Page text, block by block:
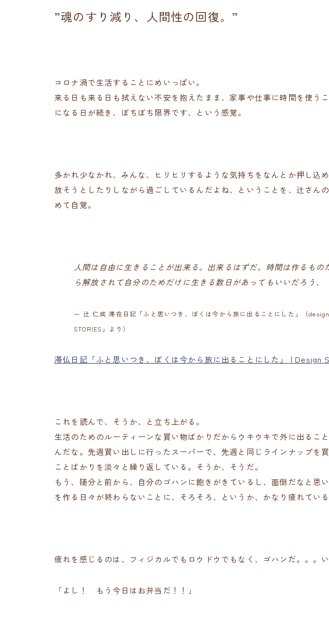
”魂のすり減り、人間性の回復。”
コロナ渦で生活することにめいっぱい。
来る日も来る日も拭えない不安を抱えたまま、家事や仕事に時間を使う
になる日が続き、ぼちぼち限界です、という感覚。
多かれ少なかれ、みんな、ヒリヒリするような気持ちをなんとか押し込
放そうとしたりしながら過ごしているんだよね、ということを、辻さん
めて自覚。
人間は自由に生きることが出来る。出来るはずだ。時間は作るもの
ら解放されて自分のためだけに生きる数日があってもいいだろう、
ー 辻 仁成 滞在日記「ふと思いつき、ぼくは今から旅に出ることにした」（
STORIES」より）
滞仏日記「ふと思いつき、ぼくは今から旅に出ることにした」 | Design
これを読んで、そうか、と立ち上がる。
生活のためのルーティーンな買い物ばかりだからウキウキで外に出るこ
んだな。先週買い出しに行ったスーパーで、先週と同じラインナップを
ことばかりを淡々と繰り返している。そうか、そうだ。
もう、随分と前から、自分のゴハンに飽きがきているし、面倒だなと思
を作る日々が終わらないことに、そろそろ、というか、かなり疲れている
疲れを感じるのは、フィジカルでもロウドウでもなく、ゴハンだ。。。い
「よし！ もう今日はお弁当だ！！」